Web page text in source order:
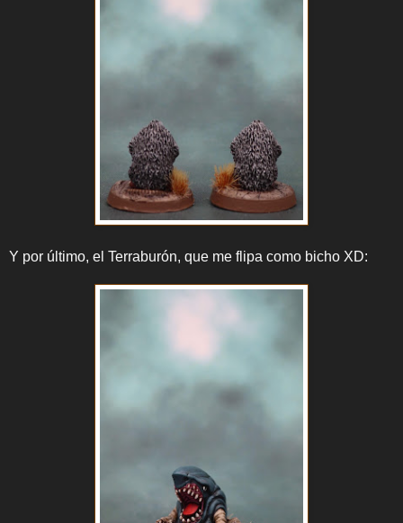
Y por último, el Terraburón, que me flipa como bicho XD: